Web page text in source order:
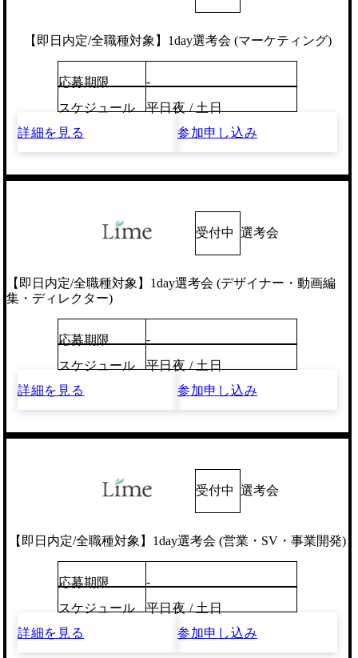
【即日内定/全職種対象】1day選考会 (マーケティング)
応募期限
-
スケジュール
平日夜 / 土日
詳細を見る
参加申し込み
受付中 選考会
【即日内定/全職種対象】1day選考会 (デザイナー・動画編
集・ディレクター)
応募期限
-
スケジュール
平日夜 / 土日
詳細を見る
参加申し込み
受付中 選考会
【即日内定/全職種対象】1day選考会 (営業・SV・事業開発)
応募期限
-
スケジュール
平日夜 / 土日
詳細を見る
参加申し込み